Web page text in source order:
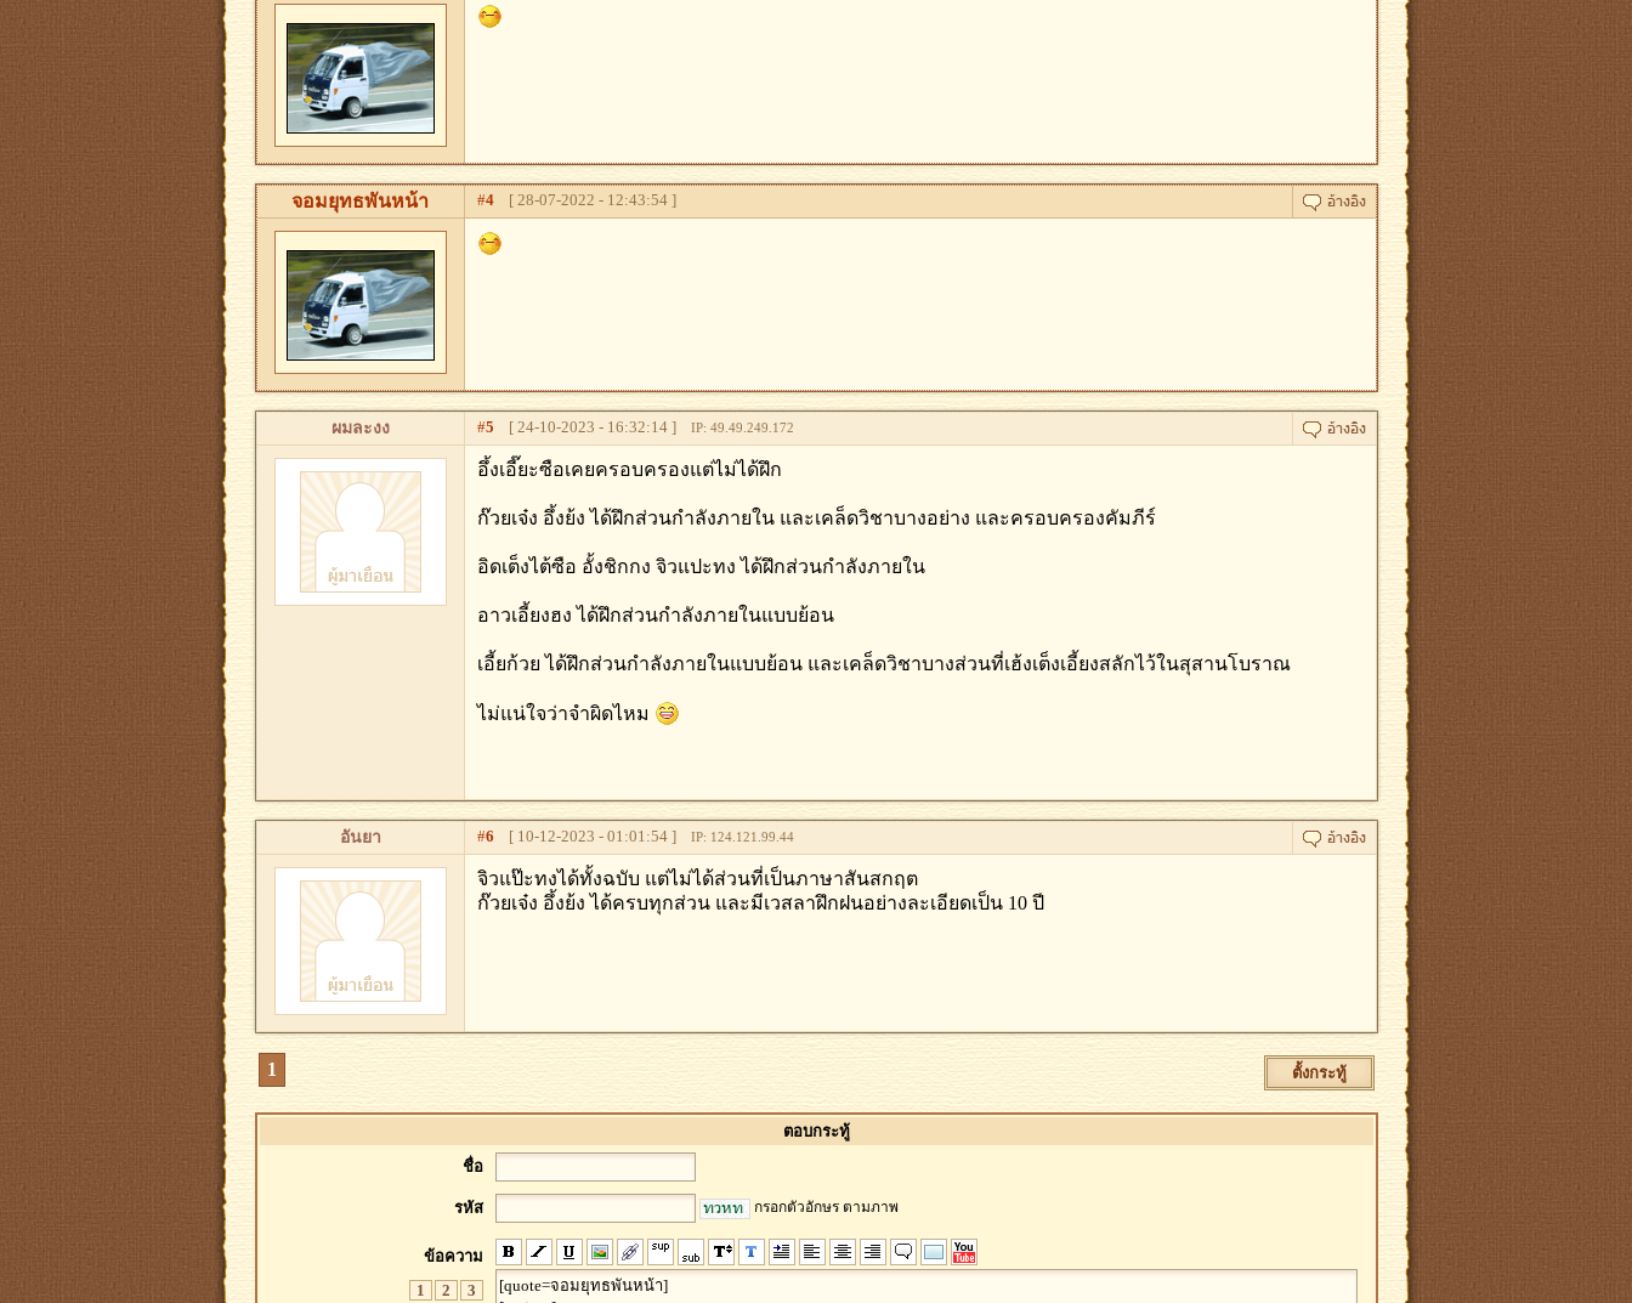
จอมยุทธพันหน้า #4[ 28-07-2022 - 12:43:54 ]
ผมละงง #5 [ 24-10-2023 - 16:32:14 ] IP: 49.49.249.172
อึ้งเอี๊ยะซือเคยครอบครองแต่ไม่ได้ฝึก
ก๊วยเจ๋ง อึ้งย้ง ได้ฝึกส่วนกำลังภายใน และเคล็ดวิชาบางอย่าง และครอบครองคัมภีร์
อิดเต็งไต้ซือ​ อั้งชิกกง จิวแปะทง ได้ฝึกส่วนกำลังภายใน
อาวเอี้ยงฮง ได้ฝึกส่วนกำลังภายในแบบย้อน
เอี้ยก้วย ได้ฝึกส่วนกำลังภายในแบบย้อน และเคล็ดวิชาบางส่วนที่เฮ้งเต็งเอี้ยงสลักไว้ในสุสานโบราณ
ไม่แน่ใจว่าจำผิดไหม
อันยา #6 [ 10-12-2023 - 01:01:54 ] IP: 124.121.99.44
จิวแป๊ะทงได้ทั้งฉบับ แต่ไม่ได้ส่วนที่เป็นภาษาสันสกฤต
ก๊วยเจ๋ง อึ้งย้ง ได้ครบทุกส่วน และมีเวสลาฝึกฝนอย่างละเอียดเป็น 10 ปี
1 ตั้งกระทู้
ตอบกระทู้
ชื่อ
รหัส กรอกตัวอักษร ตามภาพ
ข้อความ
1
2 3